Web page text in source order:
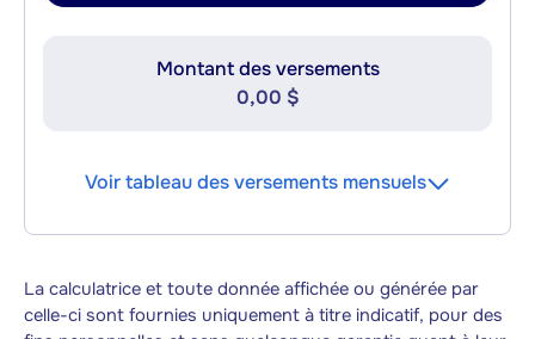
Montant des versements
0,00 $
Voir tableau des versements mensuels
La calculatrice et toute donnée affichée ou générée par
celle-ci sont fournies uniquement à titre indicatif, pour des